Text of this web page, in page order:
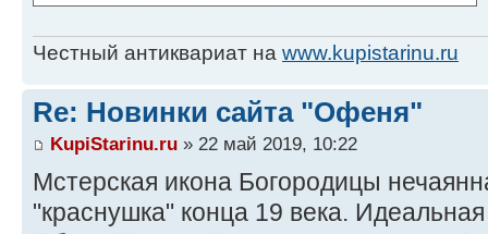
Честный антиквариат на www.kupistarinu.ru
Re: Новинки сайта "Офеня"
KupiStarinu.ru » 22 май 2019, 10:22
Мстерская икона Богородицы
"краснушка" конца 19 века.